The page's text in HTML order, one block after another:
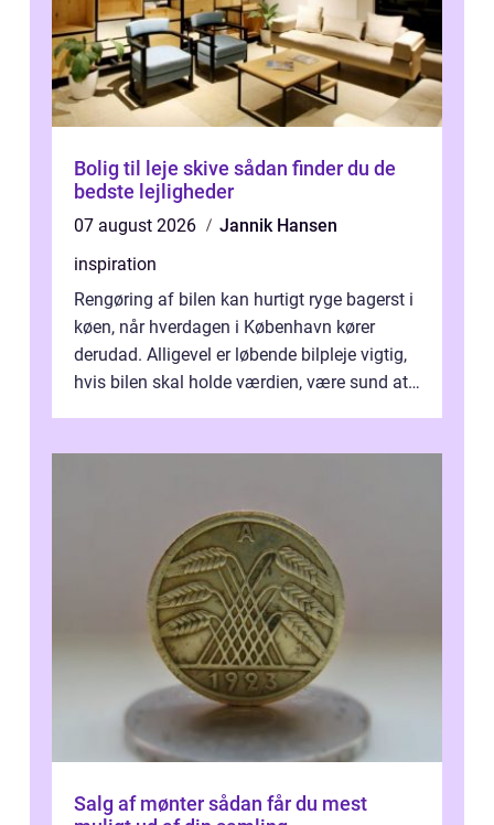
Bolig til leje skive sådan finder du de
bedste lejligheder
07 august 2026
Jannik Hansen
inspiration
Rengøring af bilen kan hurtigt ryge bagerst i
køen, når hverdagen i København kører
derudad. Alligevel er løbende bilpleje vigtig,
hvis bilen skal holde værdien, være sund at
Salg af mønter sådan får du mest